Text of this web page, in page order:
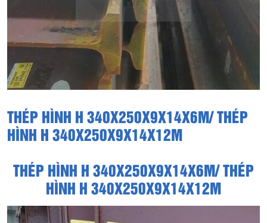
THÉP HÌNH H 340X250X9X14X6M/ THÉP
HÌNH H 340X250X9X14X12M
THÉP HÌNH H 340X250X9X14X6M/ THÉP
HÌNH H 340X250X9X14X12M